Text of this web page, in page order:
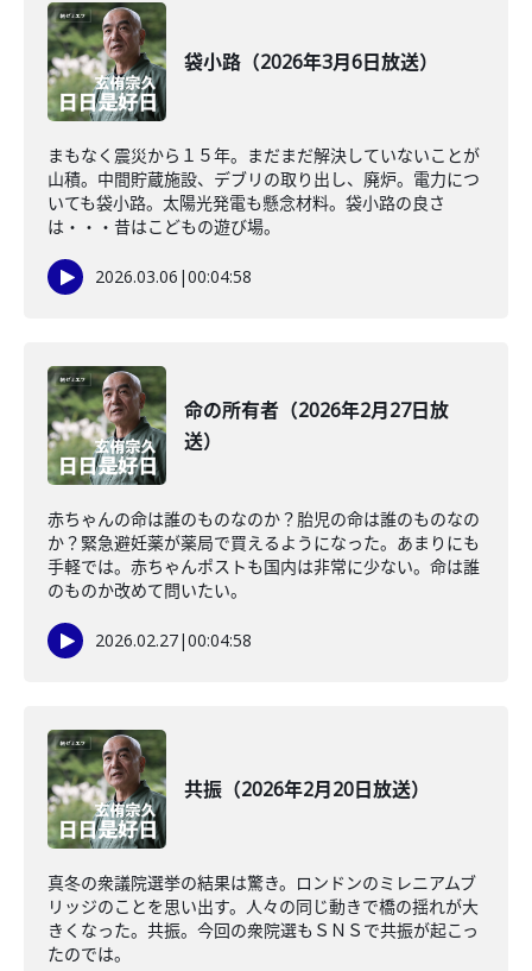
袋小路（2026年3月6日放送）
まもなく震災から１５年。まだまだ解決していないことが
山積。中間貯蔵施設、デブリの取り出し、廃炉。電力につ
いても袋小路。太陽光発電も懸念材料。袋小路の良さ
は・・・昔はこどもの遊び場。
2026.03.06 |00:04:58
命の所有者（2026年2月27日放
送）
赤ちゃんの命は誰のものなのか？胎児の命は誰のものなの
か？緊急避妊薬が薬局で買えるようになった。あまりにも
手軽では。赤ちゃんポストも国内は非常に少ない。命は誰
のものか改めて問いたい。
2026.02.27|00:04:58
共振（2026年2月20日放送）
真冬の衆議院選挙の結果は驚き。ロンドンのミレニアムブ
リッジのことを思い出す。人々の同じ動きで橋の揺れが大
きくなった。共振。今回の衆院選もＳＮＳで共振が起こっ
たのでは。